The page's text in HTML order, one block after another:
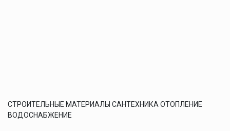
СТРОИТЕЛЬНЫЕ МАТЕРИАЛЫ САНТЕХНИКА ОТОПЛЕНИЕ
ВОДОСНАБЖЕНИЕ